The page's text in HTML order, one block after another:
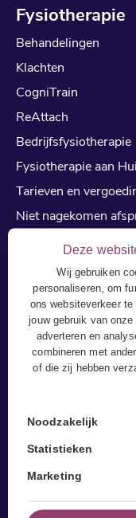
Deze
Wij gebruiken
personaliseren, om
ons websiteverkeer
jouw gebruik van
adverteren en
combineren met
of die zij hebben
Noodzakelijk
Statistieken
Marketing
Fysiotherapie
Behandelingen
Klachten
CogniTrain
ReAttach
Bedrijfsfysiotherapie
Fysiotherapie aan
Tarieven en
Niet nagekomen
cialis kopen zonder
kamagra kopen
viagra kopen online
Fitness
Bedrijfsfitness